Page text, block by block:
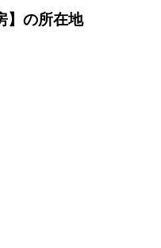
】の所在地